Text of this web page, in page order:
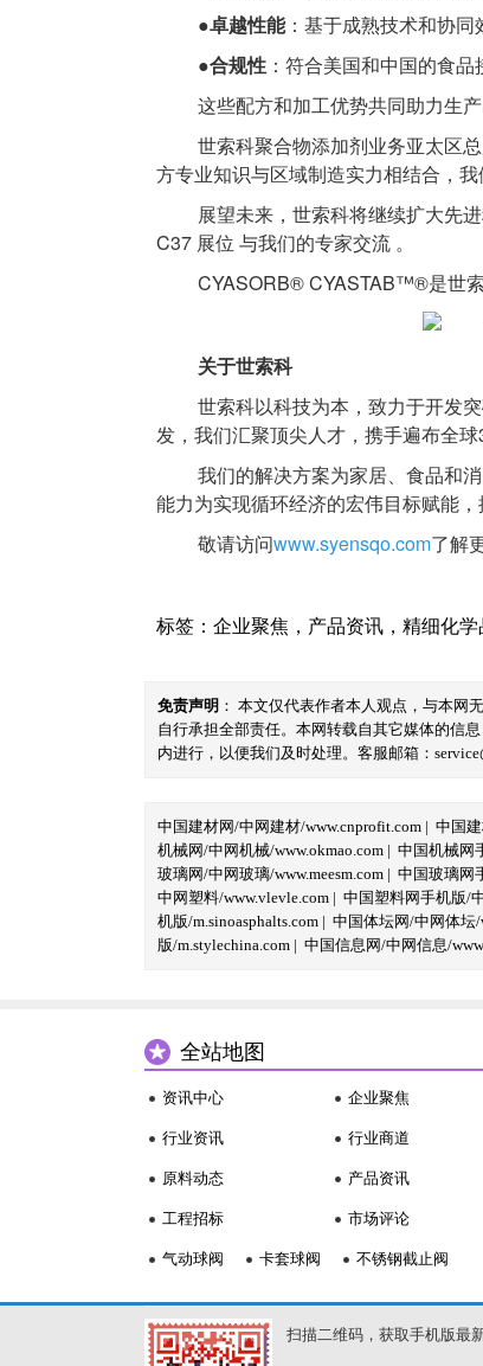
●卓越性能：基于成熟技术和协同
●合规性 ：符合美国和中国的食
这些配方和加工优势共同助力生
世索科聚合物添加剂业务亚太区
方专业知识与区域制造实力相结合，
展望未来，世索科将继续扩大先
C37 展位 与我们的专家交流 。
CYASORB® CYASTAB™®是世索
关于世索科
世索科以科技为本，致力于开发
发，我们汇聚顶尖人才，携手遍布全
我们的解决方案为家居、食品和
能力为实现循环经济的宏伟目标赋能，
敬请访问www.syensqo.com了解
标签： 企业聚焦 ， 产品资讯 ， 精细化学
免责声明 ： 本文仅代表作者本人观点，与本网
自行承担全部责任。本网转载自其它媒体的信
内进行，以便我们及时处理。客服邮箱：
中国建材网/中网建材/www.cnprofit.com | 中国
机械网/中网机械/www.okmao.com | 中国机械网
玻璃网/中网玻璃/www.meesm.com | 中国玻璃网
中网塑料/www.vlevle.com | 中国塑料网手机版/
机版/m.sinoasphalts.com | 中国体坛网/中网体坛
版/m.stylechina.com | 中国信息网/中网信息/
全站地图
资讯中心
行业资讯
原料动态
工程招标
企业聚焦
行业商道
产品资讯
市场评论
气动球阀 卡套球阀 不锈钢截止阀
扫描二维码，获取手机版最